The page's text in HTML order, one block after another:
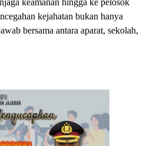
keamanan hingga ke pelosok
kejahatan bukan hanya
bersama antara aparat, sekolah,